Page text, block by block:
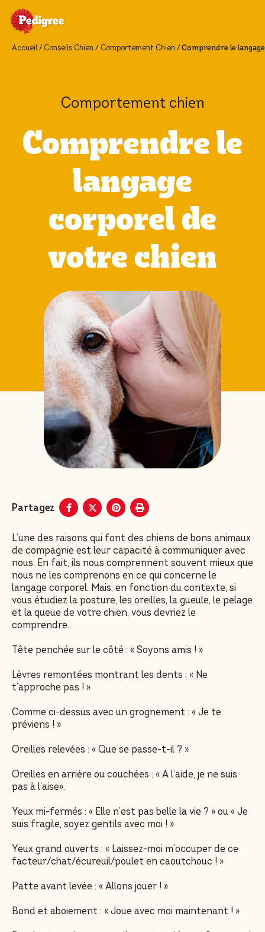
Accueil Conseils Chien Comportement Chien Comprendre le
Comportement chien
Comprendre le
langage
corporel de
votre chien
Partagez
L’une des raisons qui font des chiens de bons animaux
de compagnie est leur capacité à communiquer avec
nous. En fait, ils nous comprennent souvent mieux que
nous ne les comprenons en ce qui concerne le
langage corporel. Mais, en fonction du contexte, si
vous étudiez la posture, les oreilles, la gueule, le pelage
et la queue de votre chien, vous devriez le
comprendre.
Tête penchée sur le côté : « Soyons amis ! »
Lèvres remontées montrant les dents : « Ne
t’approche pas ! »
Comme ci-dessus avec un grognement : « Je te
préviens ! »
Oreilles relevées : « Que se passe-t-il ? »
Oreilles en arrière ou couchées : « A l’aide, je ne suis
pas à l’aise».
Yeux mi-fermés : « Elle n’est pas belle la vie ? » ou « Je
suis fragile, soyez gentils avec moi ! »
Yeux grand ouverts : « Laissez-moi m’occuper de ce
facteur/chat/écureuil/poulet en caoutchouc ! »
Patte avant levée : « Allons jouer ! »
Bond et aboiement : « Joue avec moi maintenant ! »